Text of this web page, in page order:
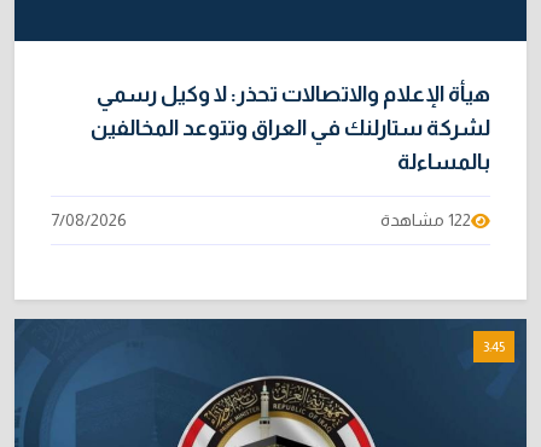
هيأة الإعلام والاتصالات تحذر: لا وكيل رسمي
لشركة ستارلنك في العراق وتتوعد المخالفين
بالمساءلة
122 مشاهدة 7/08/2026
3:45